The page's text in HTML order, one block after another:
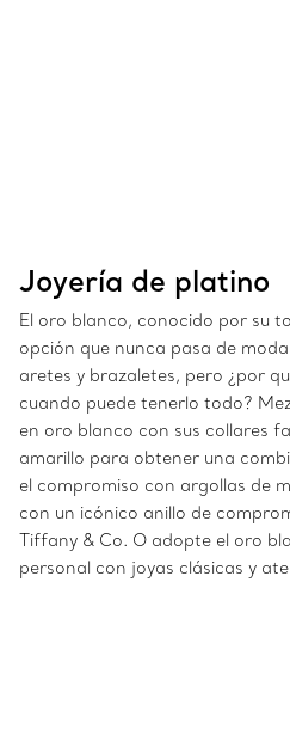
Joyería de platino
El oro blanco, conocido por su
opción que nunca pasa de
aretes y brazaletes, pero ¿por
cuando puede tenerlo todo?
en oro blanco con sus collares
amarillo para obtener una
el compromiso con argollas de
con un icónico anillo de
Tiffany & Co. O adopte el oro
personal con joyas clásicas y